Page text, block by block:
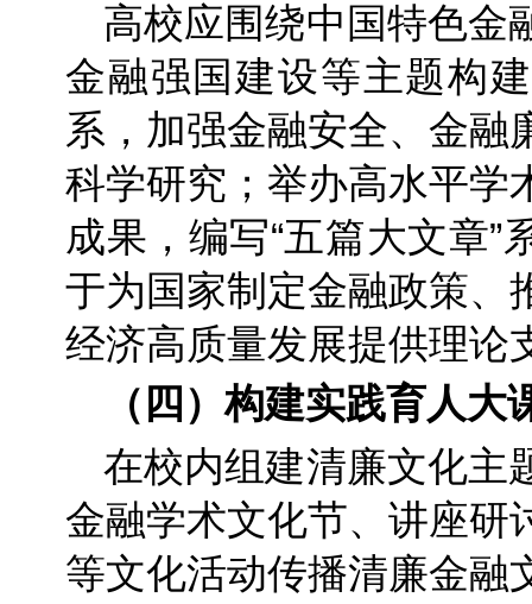
高校应围绕中国特色金
金融强国建设等主题构
系，加强金融安全、金融
科学研究；举办高水平学
成果，编写“五篇大文章”
于为国家制定金融政策、
经济高质量发展提供理论
（四）构建实践育人大
在校内组建清廉文化主
金融学术文化节、讲座研
等文化活动传播清廉金融